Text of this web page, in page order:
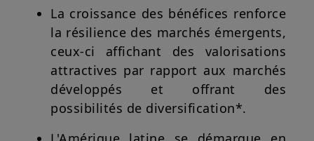
La croissance des bénéfices renforce
la résilience des marchés émergents,
ceux-ci affichant des valorisations
attractives par rapport aux marchés
développés et offrant des
possibilités de diversification*.